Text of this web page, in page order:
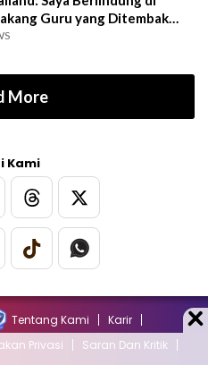
Guru yang Ditembak
More
Kami
Tentang Kami
Karir
Privasi
Saran Dan Kritik